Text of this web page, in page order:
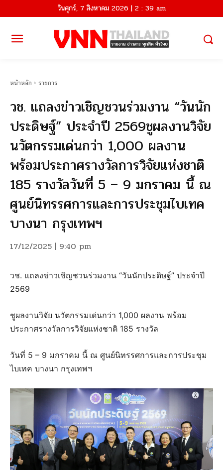
วันศุกร์, 7 สิงหาคม 2026 | 2 : 39 am
หน้าหลัก ราชการ
วช. แถลงข่าวเชิญชวนร่วมงาน “วันนัก
ประดิษฐ์” ประจำปี 2569ชูผลงานวิจัย
นวัตกรรมเด่นกว่า 1,000 ผลงาน
พร้อมประกาศรางวัลการวิจัยแห่งชาติ
185 รางวัลวันที่ 5 – 9 มกราคม นี้ ณ
ศูนย์นิทรรศการและการประชุมไบเทค
บางนา กรุงเทพฯ
17/12/2025 | 9:40 pm
วช. แถลงข่าวเชิญชวนร่วมงาน “วันนักประดิษฐ์” ประจำปี
2569
ชูผลงานวิจัย นวัตกรรมเด่นกว่า 1,000 ผลงาน พร้อม
ประกาศรางวัลการวิจัยแห่งชาติ 185 รางวัล
วันที่ 5 – 9 มกราคม นี้ ณ ศูนย์นิทรรศการและการประชุม
ไบเทค บางนา กรุงเทพฯ